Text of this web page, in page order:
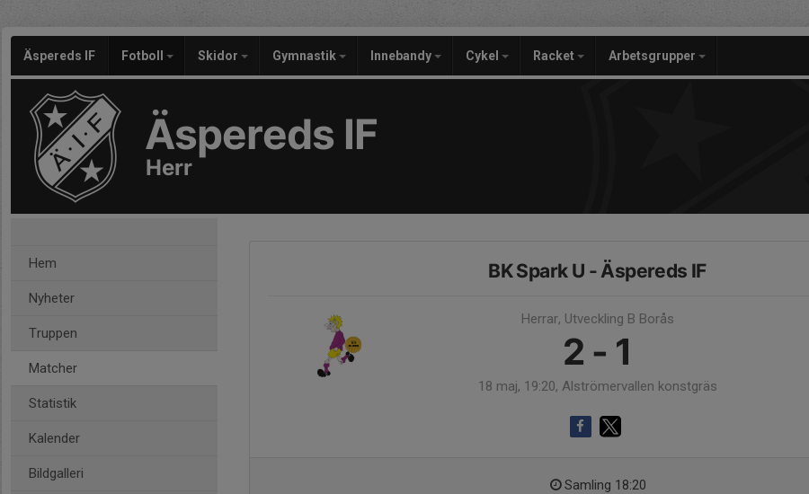
Äspereds IF Fotboll Skidor Gymnastik Innebandy Cykel Racket Arbetsgrupper
Äspereds IF
Herr
Hem
Nyheter
Truppen
Matcher
Statistik
Kalender
Bildgalleri
BK Spark U - Äspereds IF
Herrar, Utveckling B Borås
2 - 1
18 maj, 19:20, Alströmervallen konstgräs
Samling 18:20